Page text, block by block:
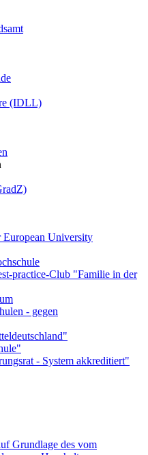
(IDLL)
Grundlage des vom